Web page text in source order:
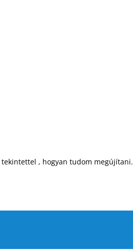
, hogyan tudom megújítani.